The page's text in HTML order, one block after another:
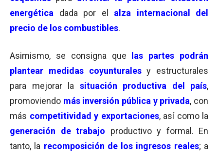
energética dada por el alza internacional del
precio de los combustibles.
Asimismo, se consigna que
las partes podrán
plantear medidas coyunturalesy estructurales
para mejorar la situación productiva del país,
promoviendo más inversión pública y privada, con
más competitividad y exportaciones, así como la
generación de trabajo
productivo y formal. En
tanto, la recomposición de los ingresos reales; a